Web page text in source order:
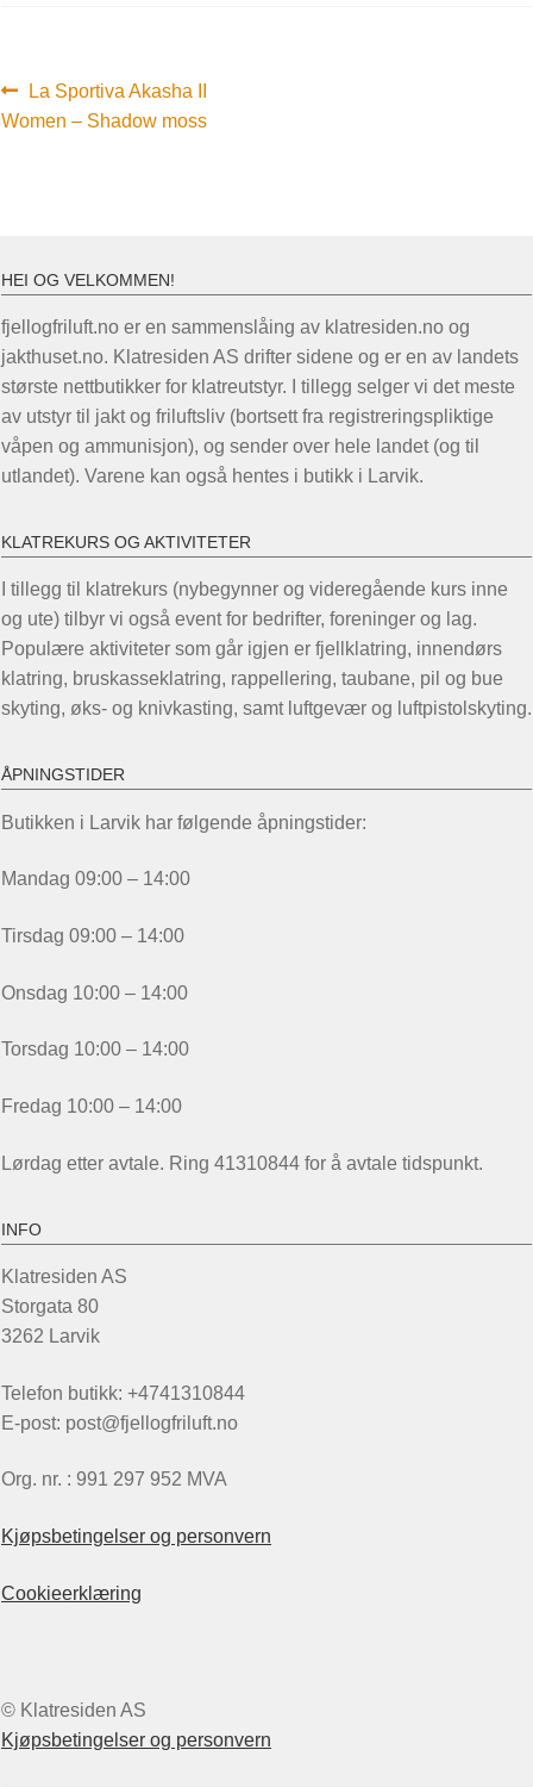
Innleggsnavigasjon
Forrige
innlegg:
La Sportiva Akasha II
Women – Shadow moss
HEI OG VELKOMMEN!
fjellogfriluft.no er en sammenslåing av klatresiden.no og
jakthuset.no. Klatresiden AS drifter sidene og er en av landets
største nettbutikker for klatreutstyr. I tillegg selger vi det meste
av utstyr til jakt og friluftsliv (bortsett fra registreringspliktige
våpen og ammunisjon), og sender over hele landet (og til
utlandet). Varene kan også hentes i butikk i Larvik.
KLATREKURS OG AKTIVITETER
I tillegg til klatrekurs (nybegynner og videregående kurs inne
og ute) tilbyr vi også event for bedrifter, foreninger og lag.
Populære aktiviteter som går igjen er fjellklatring, innendørs
klatring, bruskasseklatring, rappellering, taubane, pil og bue
skyting, øks- og knivkasting, samt luftgevær og luftpistolskyting.
ÅPNINGSTIDER
Butikken i Larvik har følgende åpningstider:
Mandag 09:00 – 14:00
Tirsdag 09:00 – 14:00
Onsdag 10:00 – 14:00
Torsdag 10:00 – 14:00
Fredag 10:00 – 14:00
Lørdag etter avtale. Ring 41310844 for å avtale tidspunkt.
INFO
Klatresiden AS
Storgata 80
3262 Larvik
Telefon butikk: +4741310844
E-post: post@fjellogfriluft.no
Org. nr. : 991 297 952 MVA
Kjøpsbetingelser og personvern
Cookieerklæring
© Klatresiden AS
Kjøpsbetingelser og personvern